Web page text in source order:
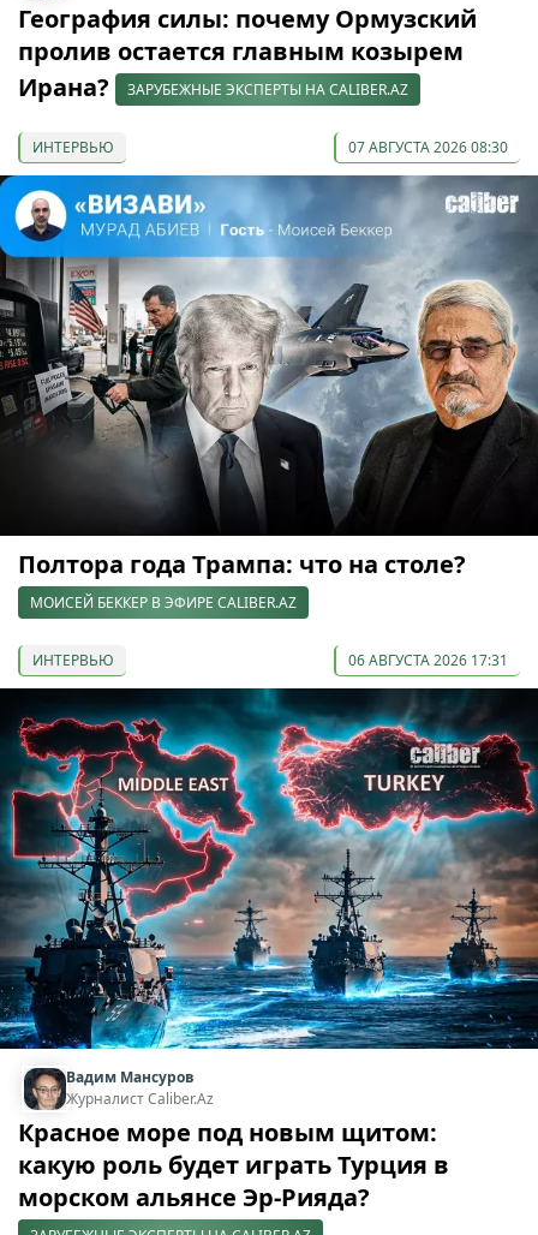
География силы: почему Ормузский
пролив остается главным козырем
Ирана?
ЗАРУБЕЖНЫЕ ЭКСПЕРТЫ НА CALIBER.AZ
ИНТЕРВЬЮ 07 АВГУСТА 2026 08:30
Полтора года Трампа: что на столе?
МОИСЕЙ БЕККЕР В ЭФИРЕ CALIBER.AZ
ИНТЕРВЬЮ 06 АВГУСТА 2026 17:31
Вадим Мансуров
Журналист Caliber.Az
Красное море под новым щитом:
какую роль будет играть Турция в
морском альянсе Эр-Рияда?